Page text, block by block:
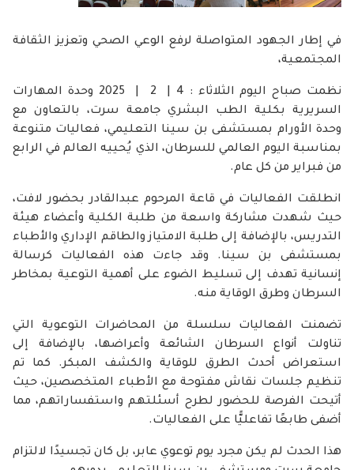
في إطار الجهود المتواصلة لرفع الوعي الصحي وتعزيز الثقافة
المجتمعية،
نظمت صباح اليوم الثلاثاء : 4 | 2 | 2025 وحدة المهارات
السريرية بكلية الطب البشري جامعة سرت، بالتعاون مع
وحدة الأورام بمستشفى بن سينا التعليمي، فعاليات متنوعة
بمناسبة اليوم العالمي للسرطان، الذي يُحييه العالم في الرابع
من فبراير من كل عام.
انطلقت الفعاليات في قاعة المرحوم عبدالقادر بحضور لافت،
حيث شهدت مشاركة واسعة من طلبة الكلية وأعضاء هيئة
التدريس، بالإضافة إلى طلبة الامتياز والطاقم الإداري والأطباء
بمستشفى بن سينا. وقد جاءت هذه الفعاليات كرسالة
إنسانية تهدف إلى تسليط الضوء على أهمية التوعية بمخاطر
السرطان وطرق الوقاية منه.
تضمنت الفعاليات سلسلة من المحاضرات التوعوية التي
تناولت أنواع السرطان الشائعة وأعراضها، بالإضافة إلى
استعراض أحدث الطرق للوقاية والكشف المبكر. كما تم
تنظيم جلسات نقاش مفتوحة مع الأطباء المتخصصين، حيث
أتيحت الفرصة للحضور لطرح أسئلتهم واستفساراتهم، مما
أضفى طابعًا تفاعليًّا على الفعاليات.
هذا الحدث لم يكن مجرد يوم توعوي عابر، بل كان تجسيدًا لالتزام